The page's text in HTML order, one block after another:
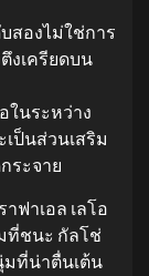
สองไม่ใช่การ
งเครียดบน
ในระหว่าง
เป็นส่วนเสริม
ระจาย
ฟาเอล เลโอ
มที่ชนะ กัลโช่
มที่น่าตื่นเต้น